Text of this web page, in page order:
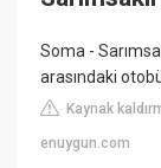
Soma -
arasındaki
Kaynak
enuygun.com